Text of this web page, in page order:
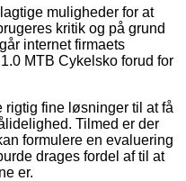
muligheder for at
kritik og på grund
internet firmaets
MTB Cykelsko forud for
fine løsninger til at få
Tilmed er der
formulere en evaluering
drages fordel af til at
er.